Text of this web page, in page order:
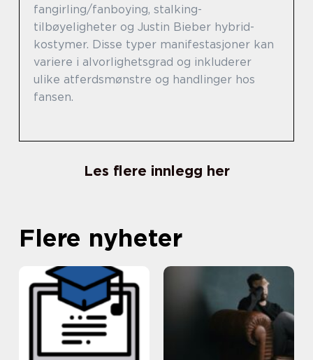
fangirling/fanboying, stalking-
tilbøyeligheter og Justin Bieber hybrid-
kostymer. Disse typer manifestasjoner kan
variere i alvorlighetsgrad og inkluderer
ulike atferdsmønstre og handlinger hos
fansen.
Les flere innlegg her
Flere nyheter